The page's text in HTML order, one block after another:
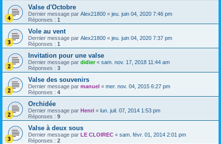
Valse d'Octobre
Dernier message par Alex21800 « jeu. juin 04, 2020 7:46 pm
Réponses : 1
Vole au vent
Dernier message par Alex21800 « jeu. juin 04, 2020 7:37 pm
Réponses : 1
Invitation pour une valse
Dernier message par didier« sam. nov. 17, 2018 11:44 am
Réponses : 3
Valse des souvenirs
Dernier message par manuel « mer. nov. 04, 2015 6:27 pm
Réponses : 4
Orchidée
Dernier message par Henri « lun. juil. 07, 2014 1:53 pm
Réponses : 9
Valse à deux sous
Dernier message par LE CLOIREC « sam. févr. 01, 2014 2:01 pm
Réponses : 2